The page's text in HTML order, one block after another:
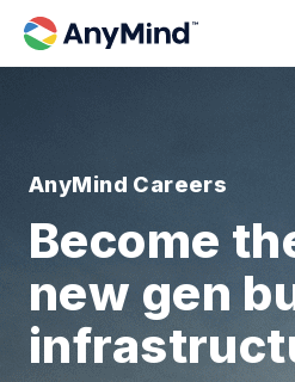
AnyMind Careers
Become
new gen